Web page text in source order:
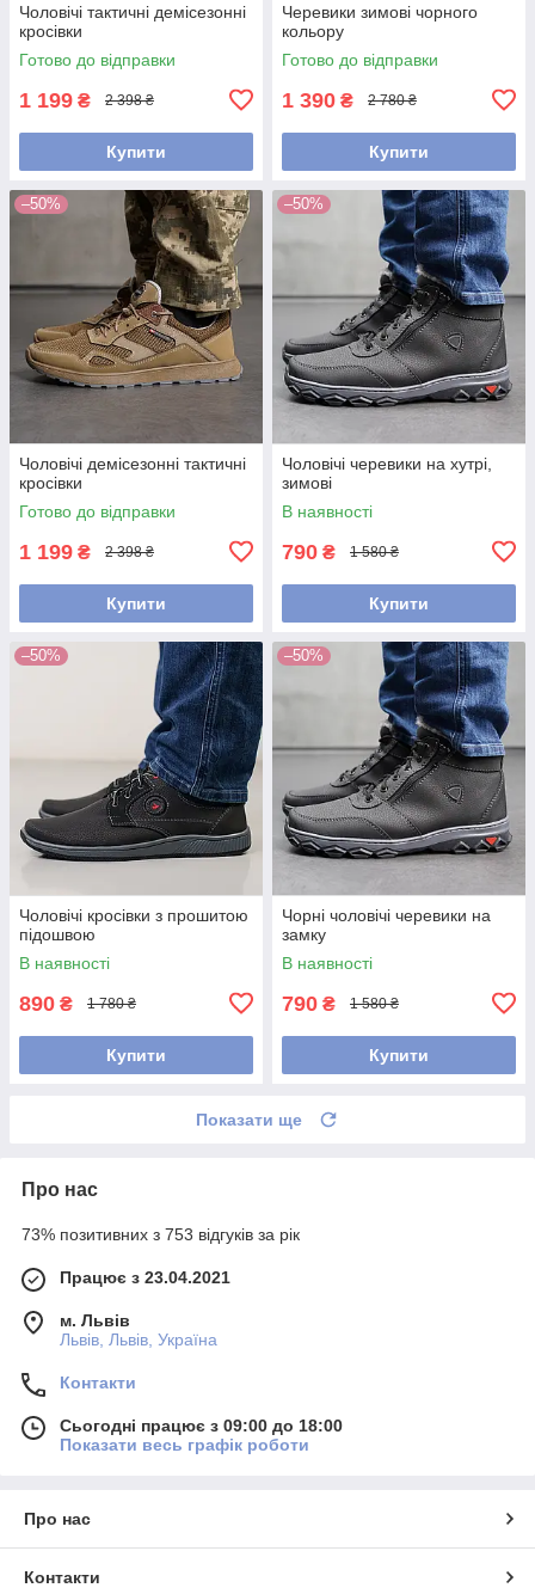
Чоловічі тактичні демісезонні
кросівки
Готово до відправки
1 199 ₴ 2 398 ₴
Купити
Черевики зимові чорного
кольору
Готово до відправки
1 390 ₴ 2 780 ₴
Купити
–50%
Чоловічі демісезонні тактичні
кросівки
Готово до відправки
1 199 ₴ 2 398 ₴
Купити
–50%
Чоловічі черевики на хутрі,
зимові
В наявності
790 ₴ 1 580 ₴
Купити
–50%
Чоловічі кросівки з прошитою
підошвою
В наявності
890 ₴ 1 780 ₴
Купити
–50%
Чорні чоловічі черевики на
замку
В наявності
790 ₴ 1 580 ₴
Купити
Показати ще
Про нас
73% позитивних з 753 відгуків за рік
Працює з 23.04.2021
м. Львів
Львів, Львів, Україна
Контакти
Сьогодні працює з 09:00 до 18:00
Показати весь графік роботи
Про нас
Контакти